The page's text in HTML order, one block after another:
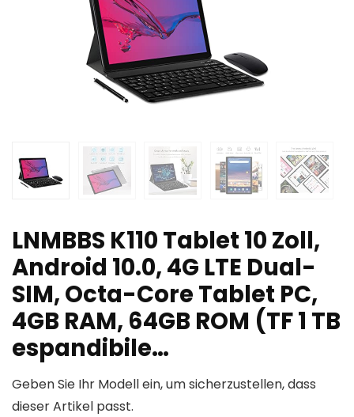
LNMBBS K110 Tablet 10 Zoll,
Android 10.0, 4G LTE Dual-
SIM, Octa-Core Tablet PC,
4GB RAM, 64GB ROM (TF 1 TB
espandibile…
Geben Sie Ihr Modell ein, um sicherzustellen, dass
dieser Artikel passt.